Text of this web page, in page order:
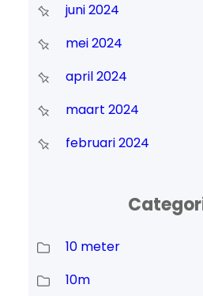
juni 2024
mei 2024
april 2024
maart 2024
februari 2024
10 meter
10m